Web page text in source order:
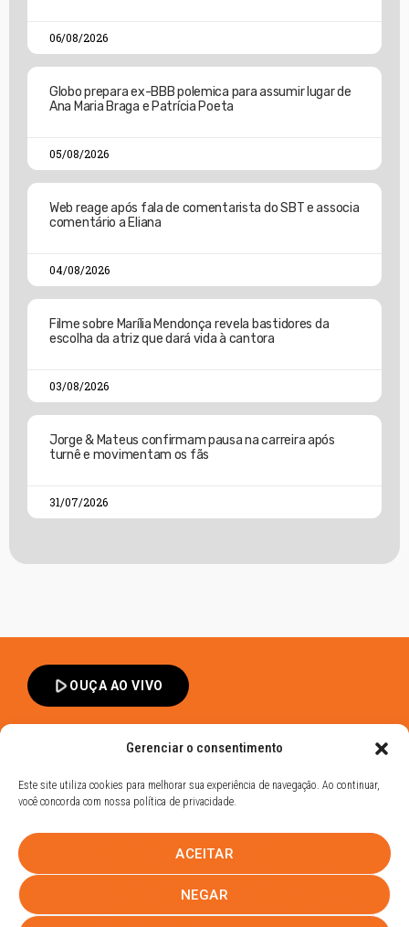
Gerenciar o consentimento
Este site utiliza cookies para melhorar sua experiência de navegação. Ao continuar,
você concorda com nossa política de privacidade.
ACEITAR
NEGAR
06/08/2026
Globo prepara ex-BBB polemica para assumir lugar de
Ana Maria Braga e Patrícia Poeta
05/08/2026
Web reage após fala de comentarista do SBT e associa
comentário a Eliana
04/08/2026
Filme sobre Marília Mendonça revela bastidores da
escolha da atriz que dará vida à cantora
03/08/2026
Jorge & Mateus confirmam pausa na carreira após
turnê e movimentam os fãs
31/07/2026
play_arrowOUÇA AO VIVO
Política de Privacidade
UHOST
PROMOÇÕESEQUIPENOTÍCIASCONTATO